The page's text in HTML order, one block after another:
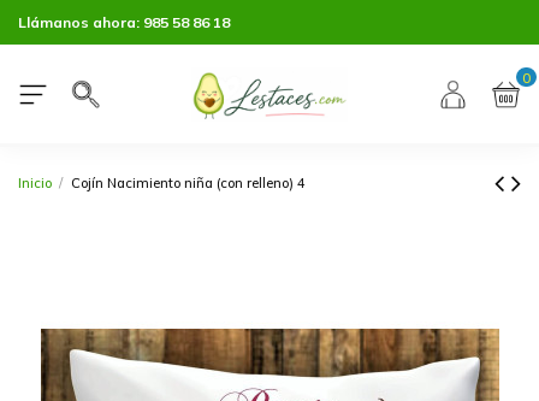
Llámanos ahora: 985 58 86 18
0
Inicio Cojín Nacimiento niña (con relleno) 4